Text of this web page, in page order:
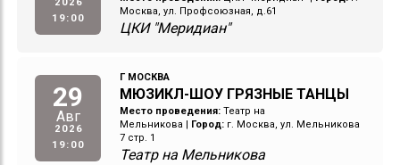
19:00
Москва, ул. Профсоюзная, д.61
ЦКИ "Меридиан"
29
Авг
2026
19:00
Г МОСКВА
МЮЗИКЛ-ШОУ ГРЯЗНЫЕ ТАНЦЫ
Место проведения: Театр на
Мельникова
Город: г. Москва, ул. Мельникова
7 стр. 1
Театр на Мельникова